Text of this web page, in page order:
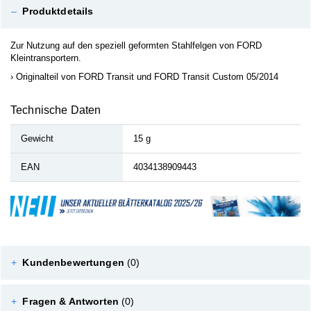
– Produktdetails
Zur Nutzung auf den speziell geformten Stahlfelgen von FORD
Kleintransportern.
Originalteil von FORD Transit und FORD Transit Custom 05/2014
Technische Daten
Gewicht 15 g
EAN 4034138909443
+ Kundenbewertungen (0)
+ Fragen & Antworten (0)